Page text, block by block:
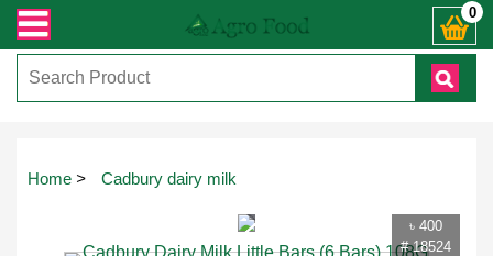
পণ্য হাতে নিয়ে দেখে টাকা দিবেন ডেলিভারি ম্যান চলে যাওয়ার পরে 0
Home > Cadbury dairy milk
৳ 400
# 18524